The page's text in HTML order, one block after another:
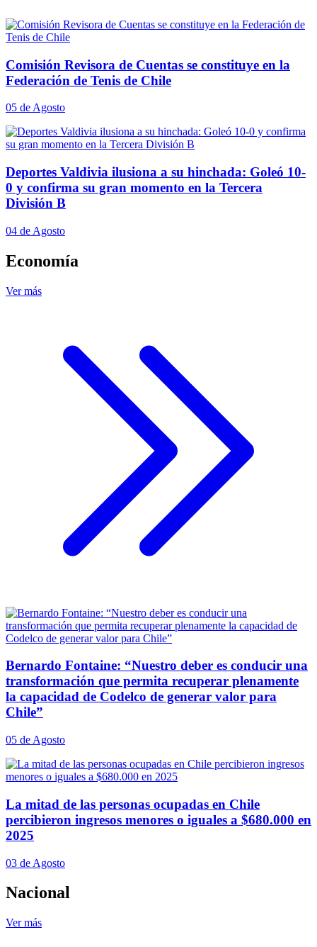
Comisión Revisora de Cuentas se constituye en la
Federación de Tenis de Chile
05 de Agosto
Deportes Valdivia ilusiona a su hinchada: Goleó 10-
0 y confirma su gran momento en la Tercera
División B
04 de Agosto
Economía
Ver más
Bernardo Fontaine: “Nuestro deber es conducir una
transformación que permita recuperar plenamente
la capacidad de Codelco de generar valor para
Chile”
05 de Agosto
La mitad de las personas ocupadas en Chile
percibieron ingresos menores o iguales a $680.000 en
2025
03 de Agosto
Nacional
Ver más